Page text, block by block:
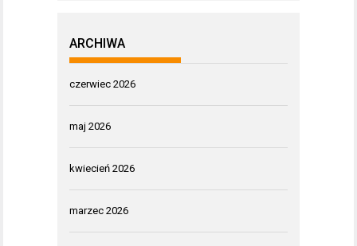
ARCHIWA
czerwiec 2026
maj 2026
kwiecień 2026
marzec 2026